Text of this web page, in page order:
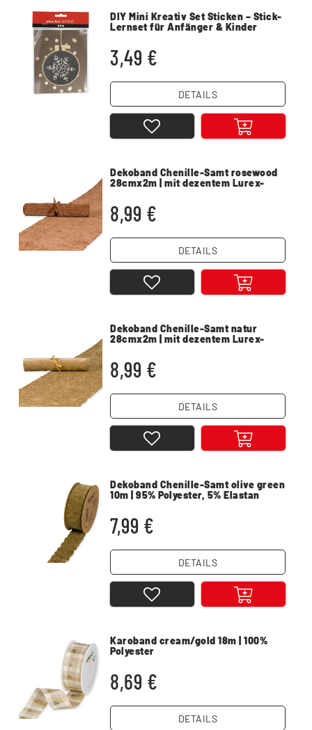
DIY Mini Kreativ Set Sticken – Stick-
Lernset für Anfänger & Kinder
3,49 €
DETAILS
Dekoband Chenille-Samt rosewood
28cmx2m | mit dezentem Lurex-
8,99 €
DETAILS
Dekoband Chenille-Samt natur
28cmx2m | mit dezentem Lurex-
8,99 €
DETAILS
Dekoband Chenille-Samt olive green
10m | 95% Polyester, 5% Elastan
7,99 €
DETAILS
Karoband cream/gold 18m | 100%
Polyester
8,69 €
DETAILS